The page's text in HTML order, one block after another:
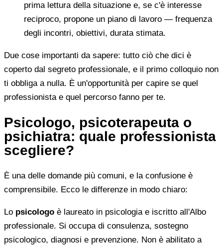
prima lettura della situazione e, se c'è interesse
reciproco, propone un piano di lavoro — frequenza
degli incontri, obiettivi, durata stimata.
Due cose importanti da sapere: tutto ciò che dici è
coperto dal segreto professionale, e il primo colloquio non
ti obbliga a nulla. È un'opportunità per capire se quel
professionista e quel percorso fanno per te.
Psicologo, psicoterapeuta o
psichiatra: quale professionista
scegliere?
È una delle domande più comuni, e la confusione è
comprensibile. Ecco le differenze in modo chiaro:
Lo psicologo è laureato in psicologia e iscritto all'Albo
professionale. Si occupa di consulenza, sostegno
psicologico, diagnosi e prevenzione. Non è abilitato a